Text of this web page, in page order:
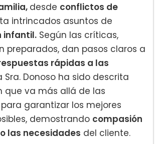
desde conflictos de
intrincados asuntos de
infantil. Según las críticas,
preparados, dan pasos claros a
rápidas a las
Sra. Donoso ha sido descrita
que va más allá de las
garantizar los mejores
demostrando compasión
las necesidades del cliente.